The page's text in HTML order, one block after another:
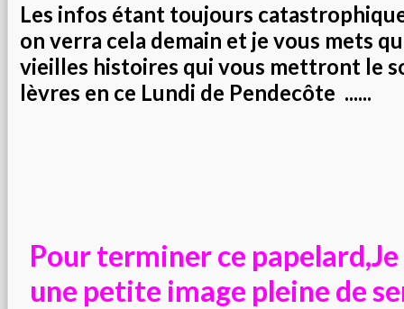
Les infos étant toujours
on verra cela demain et je vous mets
vieilles histoires qui vous mettront le
lèvres en ce Lundi de Pendecôte ......
Pour terminer ce
une petite image pleine de